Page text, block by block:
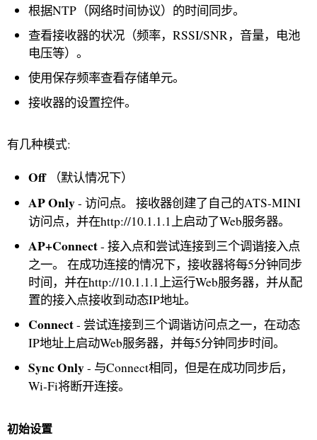
根据NTP（网络时间协议）的时间同步。
查看接收器的状况（频率，RSSI/SNR，音量，电池
电压等）。
使用保存频率查看存储单元。
接收器的设置控件。
有几种模式:
Off（默认情况下）
AP Only- 访问点。 接收器创建了自己的ATS-MINI
访问点，并在http://10.1.1.1上启动了Web服务器。
AP+Connect- 接入点和尝试连接到三个调谐接入点
之一。 在成功连接的情况下，接收器将每5分钟同步
时间，并在http://10.1.1.1上运行Web服务器，并从配
置的接入点接收到动态IP地址。
Connect- 尝试连接到三个调谐访问点之一，在动态
IP地址上启动Web服务器，并每5分钟同步时间。
Sync Only- 与Connect相同，但是在成功同步后，
Wi-Fi将断开连接。
初始设置